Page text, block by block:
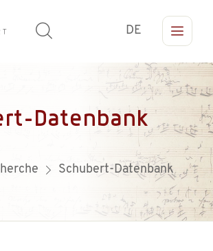
DE
Datenbank
Schubert-Datenbank